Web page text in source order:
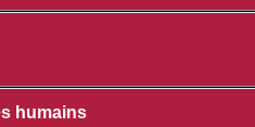
humains